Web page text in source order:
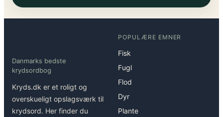
Danmarks bedste
krydsordbog
Kryds.dk er et roligt og
overskueligt opslagsværk til
krydsord. Her finder du
POPULÆRE EMNER
Fisk
Fugl
Flod
Dyr
Plante